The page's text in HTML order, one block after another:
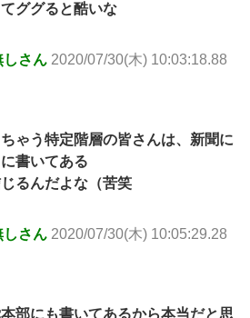
ググると酷いな
しさん 2020/07/30(木) 10:03:18.88
ゃう特定階層の皆さんは、新聞に
書いてある
るんだよな（苦笑
しさん 2020/07/30(木) 10:05:29.28
部にも書いてあるから本当だと思